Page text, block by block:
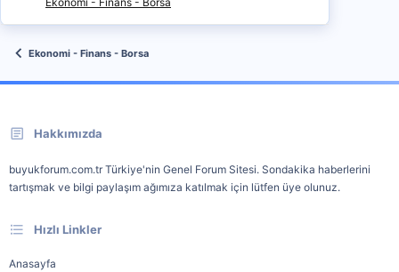
Ekonomi - Finans - Borsa
Hakkımızda
buyukforum.com.tr Türkiye'nin Genel Forum Sitesi. Sondakika haberlerini
tartışmak ve bilgi paylaşım ağımıza katılmak için lütfen üye olunuz.
Hızlı Linkler
Anasayfa